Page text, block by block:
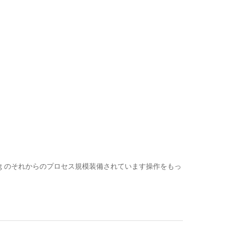
それからのプロセス規模装備されています操作をもっ